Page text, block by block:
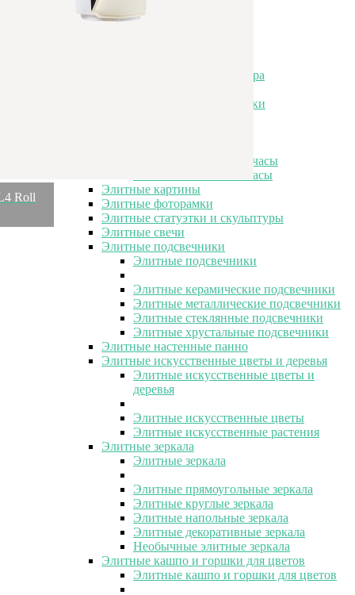
Roll
Элитные сахарницы
Элитные предметы интерьера
Элитные шкатулки и копилки
Элитные настольные часы
Элитные настенные часы
Элитные картины
Элитные фоторамки
Элитные статуэтки и скульптуры
Элитные свечи
Элитные подсвечники
Элитные подсвечники
Элитные керамические подсвечники
Элитные металлические подсвечники
Элитные стеклянные подсвечники
Элитные хрустальные подсвечники
Элитные настенные панно
Элитные искусственные цветы и деревья
Элитные искусственные цветы и
деревья
Элитные искусственные цветы
Элитные искусственные растения
Элитные зеркала
Элитные зеркала
Элитные прямоугольные зеркала
Элитные круглые зеркала
Элитные напольные зеркала
Элитные декоративные зеркала
Необычные элитные зеркала
Элитные кашпо и горшки для цветов
Элитные кашпо и горшки для цветов